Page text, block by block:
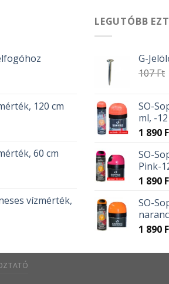
120 cm
60 cm
vízmérték,
LEGUTÓBB
G-
107Ft
SO-
ml, -
1 890
SO-
Pink-
1 890
SO-
1 890